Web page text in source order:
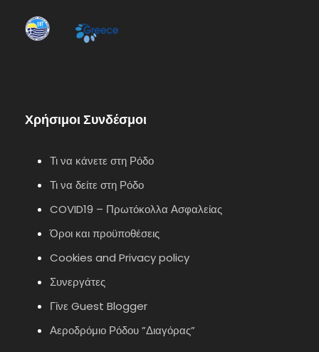
Χρήσιμοι Συνδέσμοι
Τι να κάνετε στη Ρόδο
Τι να δείτε στη Ρόδο
COVID19 – Πρωτόκολλα Ασφαλείας
Όροι και προϋποθέσεις
Cookies and Privacy policy
Συνεργάτες
Γίνε Guest Blogger
Αεροδρόμιο Ρόδου ”Διαγόρας”